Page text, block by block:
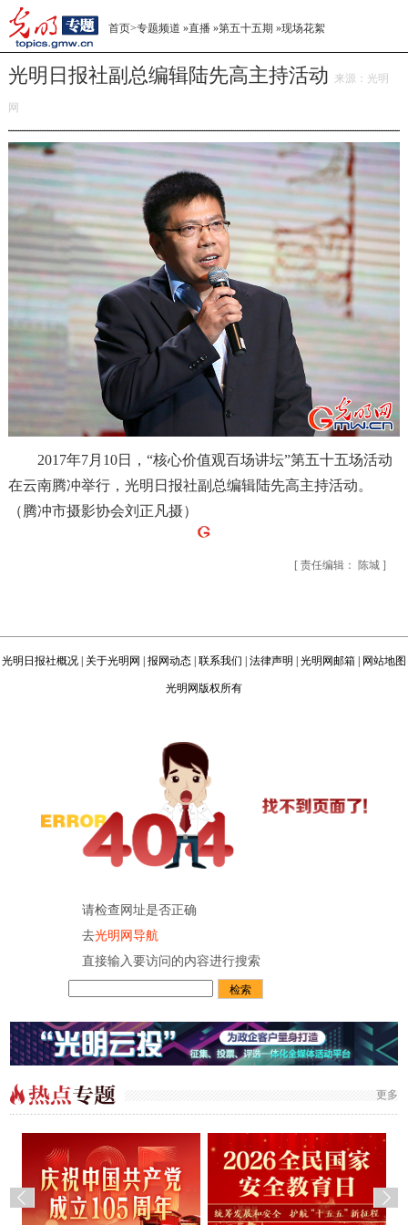
首页>专题频道 »直播»第五十五期 »现场花絮
光明日报社副总编辑陆先高主持活动 来源： 光明
网
2017年7月10日，“核心价值观百场讲坛”第五十五场活动
在云南腾冲举行，光明日报社副总编辑陆先高主持活动。
（腾冲市摄影协会刘正凡摄）
[ 责任编辑： 陈城 ]
光明日报社概况 | 关于光明网 | 报网动态 | 联系我们 | 法律声明 | 光明网邮箱 | 网站地图
光明网版权所有
请检查网址是否正确
去光明网导航
直接输入要访问的内容进行搜索